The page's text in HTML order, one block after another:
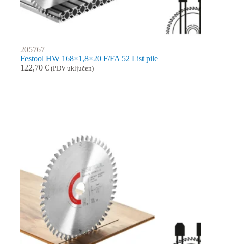
205767
Festool HW 168×1,8×20 F/FA 52 List pile
122,70 € (PDV uključen)